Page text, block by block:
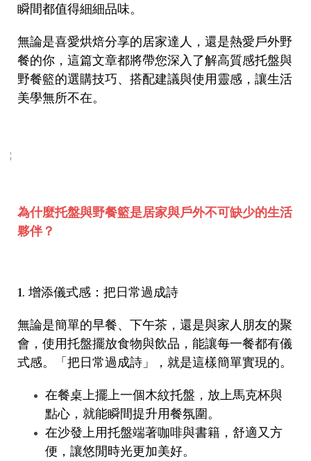
瞬間都值得細細品味。
無論是喜愛烘焙分享的居家達人，還是熱愛戶外野
餐的你，這篇文章都將帶您深入了解高質感托盤與
野餐籃的選購技巧、搭配建議與使用靈感，讓生活
美學無所不在。
為什麼托盤與野餐籃是居家與戶外不可缺少的生活
夥伴？
1. 增添儀式感：把日常過成詩
無論是簡單的早餐、下午茶，還是與家人朋友的聚
會，使用托盤擺放食物與飲品，能讓每一餐都有儀
式感。「把日常過成詩」，就是這樣簡單實現的。
在餐桌上擺上一個木紋托盤，放上馬克杯與
點心，就能瞬間提升用餐氛圍。
在沙發上用托盤端著咖啡與書籍，舒適又方
便，讓悠閒時光更加美好。